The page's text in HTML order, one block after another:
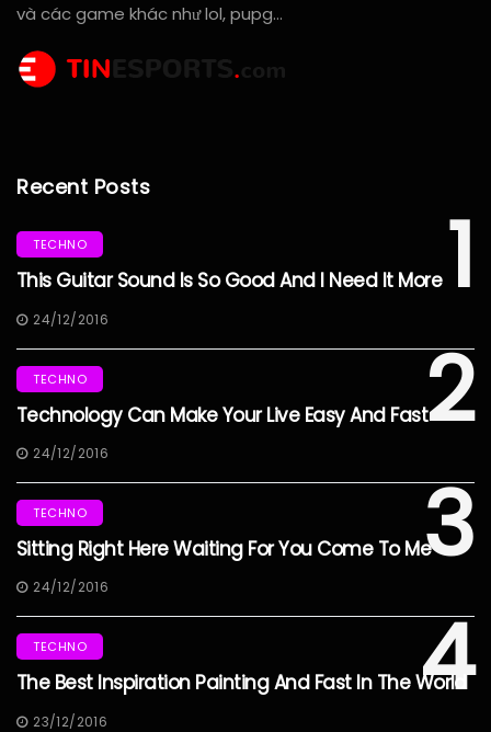
và các game khác như lol, pupg…
Recent Posts
1
TECHNO
This Guitar Sound Is So Good And I Need It More
24/12/2016
2
TECHNO
Technology Can Make Your Live Easy And Fast
24/12/2016
3
TECHNO
Sitting Right Here Waiting For You Come To Me
24/12/2016
4
TECHNO
The Best Inspiration Painting And Fast In The World
23/12/2016